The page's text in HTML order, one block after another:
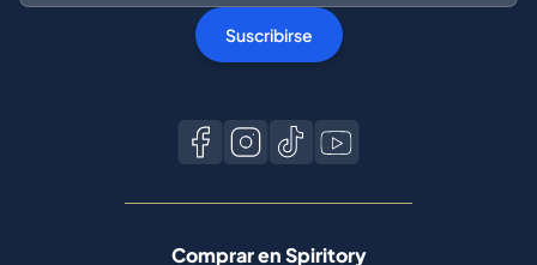
Suscribirse
Comprar en Spiritory